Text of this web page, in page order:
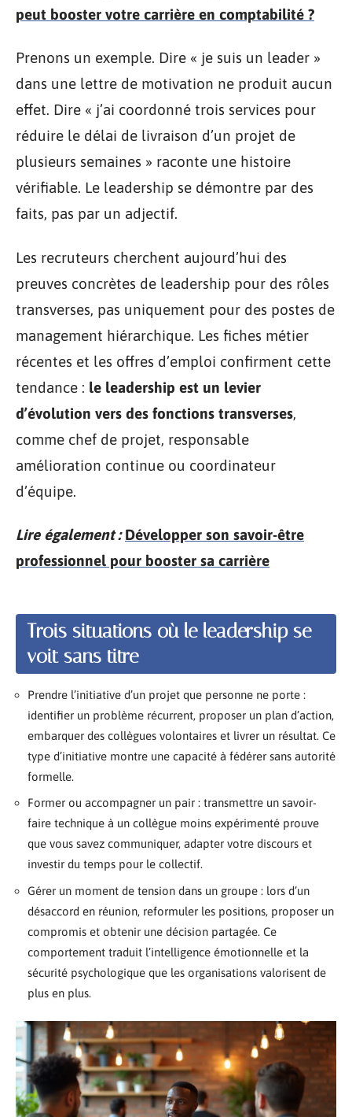
peut booster votre carrière en comptabilité ?
Prenons un exemple. Dire « je suis un leader »
dans une lettre de motivation ne produit aucun
effet. Dire « j’ai coordonné trois services pour
réduire le délai de livraison d’un projet de
plusieurs semaines » raconte une histoire
vérifiable. Le leadership se démontre par des
faits, pas par un adjectif.
Les recruteurs cherchent aujourd’hui des
preuves concrètes de leadership pour des rôles
transverses, pas uniquement pour des postes de
management hiérarchique. Les fiches métier
récentes et les offres d’emploi confirment cette
tendance : le leadership est un levier
d’évolution vers des fonctions transverses,
comme chef de projet, responsable
amélioration continue ou coordinateur
d’équipe.
Lire également : Développer son savoir-être
professionnel pour booster sa carrière
Trois situations où le leadership se
voit sans titre
Prendre l’initiative d’un projet que personne ne porte :
identifier un problème récurrent, proposer un plan d’action,
embarquer des collègues volontaires et livrer un résultat. Ce
type d’initiative montre une capacité à fédérer sans autorité
formelle.
Former ou accompagner un pair : transmettre un savoir-
faire technique à un collègue moins expérimenté prouve
que vous savez communiquer, adapter votre discours et
investir du temps pour le collectif.
Gérer un moment de tension dans un groupe : lors d’un
désaccord en réunion, reformuler les positions, proposer un
compromis et obtenir une décision partagée. Ce
comportement traduit l’intelligence émotionnelle et la
sécurité psychologique que les organisations valorisent de
plus en plus.